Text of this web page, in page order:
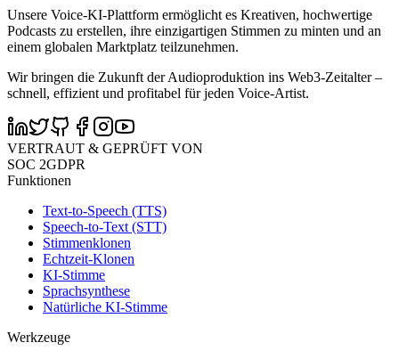
Unsere Voice-KI-Plattform ermöglicht es Kreativen, hochwertige
Podcasts zu erstellen, ihre einzigartigen Stimmen zu minten und an
einem globalen Marktplatz teilzunehmen.
Wir bringen die Zukunft der Audioproduktion ins Web3-Zeitalter –
schnell, effizient und profitabel für jeden Voice-Artist.
VERTRAUT & GEPRÜFT VON
SOC 2GDPR
Funktionen
Text-to-Speech (TTS)
Speech-to-Text (STT)
Stimmenklonen
Echtzeit-Klonen
KI-Stimme
Sprachsynthese
Natürliche KI-Stimme
Werkzeuge